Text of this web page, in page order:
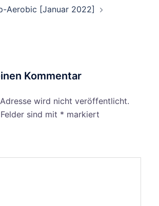
Aerobic [Januar 2022]
Kommentar
wird nicht veröffentlicht.
sind mit * markiert